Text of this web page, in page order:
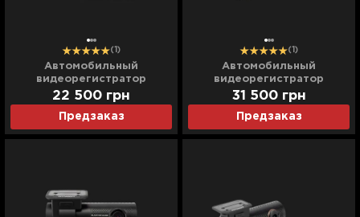
(1)
Автомобильный
видеорегистратор
Blackvue (DR 750 X-2CH
PLUS) (UA)
Предзаказ
22 500 грн
(1)
Автомобильный
видеорегистратор
Blackvue (DR 750 X-2CH
TRUCK) (UA)
Предзаказ
31 500 грн